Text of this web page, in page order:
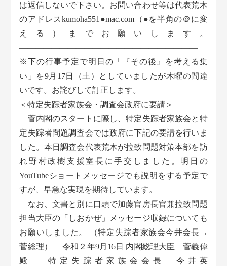
は返信しないで下さい。お問い合わせ等は代表荒木
のアドレスkumoha551●mac.com（●を半角の＠に変
える）までお願いします。
――――――――――――――――――――――
※下の行事予定で明日の「『その後』を考える集
い」を9月17日（土）としていましたが木曜の間違
いです。お詫びして訂正します。
＜特定失踪者家族会・調査会政府に要請＞
菅内閣のスタートに際し、特定失踪者家族会と特
定失踪者問題調査会では政府に下記の要請を行いま
した。本日調査会代表荒木が拉致問題対策本部を訪
れ野村政樹支援室長に手交しました。明日の
YouTubeショートメッセージでも説明をする予定で
すが、早急な実現を期待しています。
なお、文書と別に口頭で加藤官房長官兼拉致問題
担当大臣の「しおかぜ」メッセージ収録についても
お願いしました。 （特定失踪者家族会今井会長→
菅総理） 令和２年9月16日 内閣総理大臣 菅義偉
殿 特定失踪者家族会会長 今井英